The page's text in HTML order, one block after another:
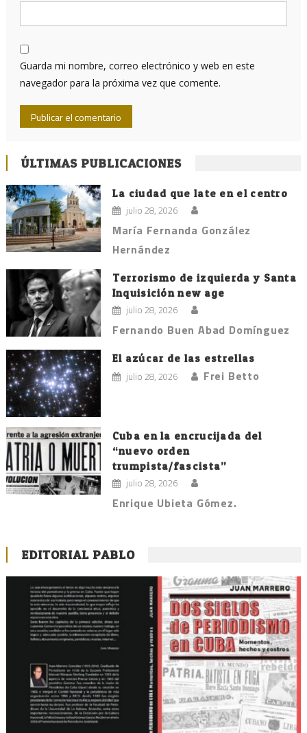
Guarda mi nombre, correo electrónico y web en este
navegador para la próxima vez que comente.
ÚLTIMAS PUBLICACIONES
La ciudad que late en el centro
julio 28, 2026
María Fernanda González
Hernández
Terrorismo de izquierda y Santa
Inquisición new age
julio 28, 2026
Fernando Buen Abad Domínguez
El azúcar de las estrellas
julio 28, 2026 Frei Betto
Cuba en la encrucijada del
“nuevo orden
trumpista/fascista”
julio 28, 2026
Enrique Ubieta Gómez.
EDITORIAL PABLO